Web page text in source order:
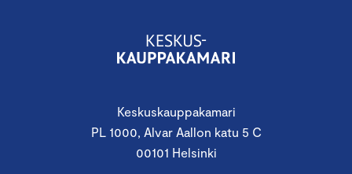
Keskuskauppakamari
PL 1000, Alvar Aallon katu 5 C
00101 Helsinki